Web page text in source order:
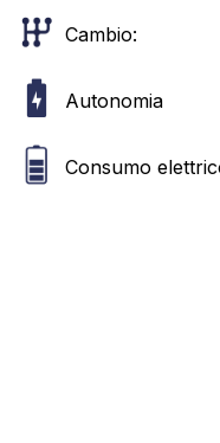
Cambio:
Autonomia
Consumo